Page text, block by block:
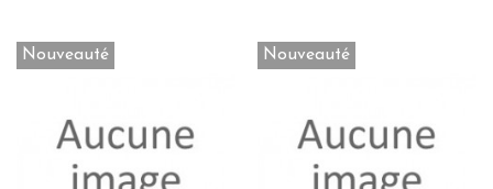
Nouveauté Nouveauté